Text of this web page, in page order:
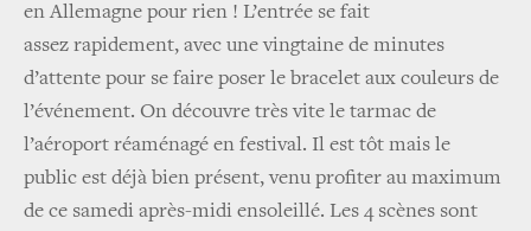
en Allemagne pour rien ! L’entrée se fait
assez rapidement, avec une vingtaine de minutes
d’attente pour se faire poser le bracelet aux couleurs de
l’événement. On découvre très vite le tarmac de
l’aéroport réaménagé en festival. Il est tôt mais le
public est déjà bien présent, venu profiter au maximum
de ce samedi après-midi ensoleillé. Les 4 scènes sont